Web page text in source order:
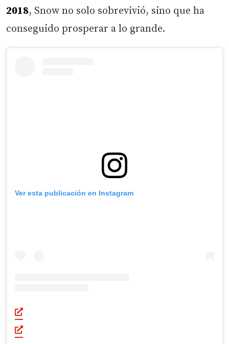
2018, Snow no solo sobrevivió, sino que ha
conseguido prosperar a lo grande.
Ver esta publicación en Instagram